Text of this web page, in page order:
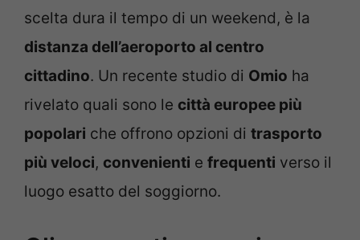
scelta dura il tempo di un weekend, è la
distanza dell’aeroporto al centro
cittadino. Un recente studio di Omio ha
rivelato quali sono le città europee più
popolari che offrono opzioni di trasporto
più veloci, convenienti e frequenti verso il
luogo esatto del soggiorno.